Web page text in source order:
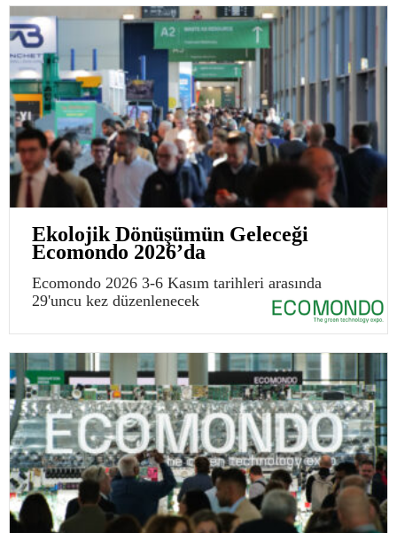
Ekolojik Dönüşümün Geleceği
Ecomondo 2026’da
Ecomondo 2026 3-6 Kasım tarihleri arasında
29'uncu kez düzenlenecek